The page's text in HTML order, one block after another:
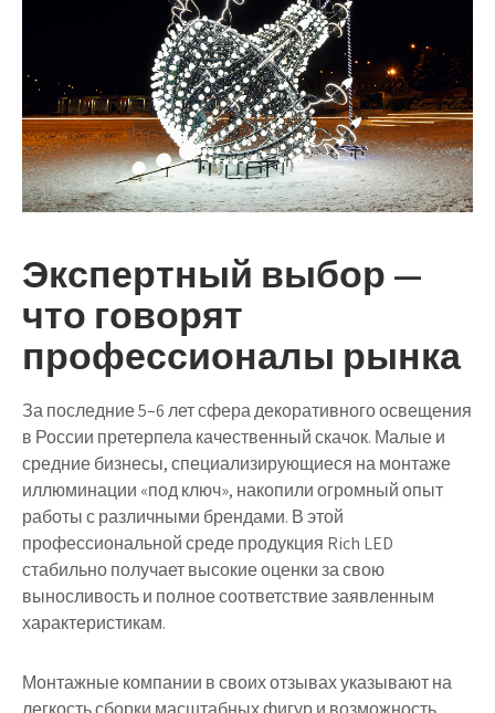
Экспертный выбор —
что говорят
профессионалы рынка
За последние 5–6 лет сфера декоративного освещения
в России претерпела качественный скачок. Малые и
средние бизнесы, специализирующиеся на монтаже
иллюминации «под ключ», накопили огромный опыт
работы с различными брендами. В этой
профессиональной среде продукция Rich LED
стабильно получает высокие оценки за свою
выносливость и полное соответствие заявленным
характеристикам.
Монтажные компании в своих отзывах указывают на